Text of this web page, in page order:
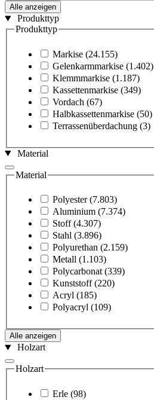
Alle anzeigen
Produkttyp
Produkttyp
Markise (24.155)
Gelenkarmmarkise (1.402)
Klemmmarkise (1.187)
Kassettenmarkise (349)
Vordach (67)
Halbkassettenmarkise (50)
Terrassenüberdachung (3)
Material
Material
Polyester (7.803)
Aluminium (7.374)
Stoff (4.307)
Stahl (3.896)
Polyurethan (2.159)
Metall (1.103)
Polycarbonat (339)
Kunststoff (220)
Acryl (185)
Polyacryl (109)
Alle anzeigen
Holzart
Holzart
Erle (98)